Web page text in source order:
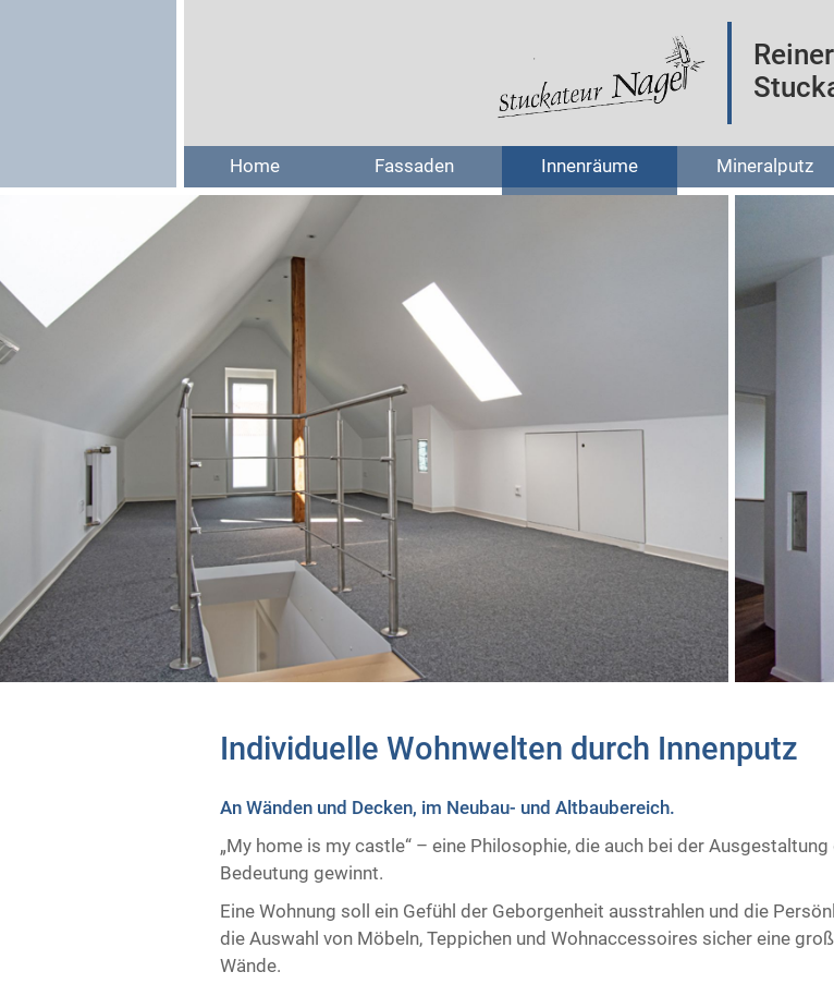
Home Fassaden Innenräume Mineralputz
Individuelle Wohnwelten durch Innenputz ​
An Wänden und Decken, im Neubau- und Altbaubereich.
„My home is my castle“ – eine Philosophie, die auch bei der
Bedeutung gewinnt.
Eine Wohnung soll ein Gefühl der Geborgenheit ausstrahlen und die
die Auswahl von Möbeln, Teppichen und Wohnaccessoires sicher eine
Wände.